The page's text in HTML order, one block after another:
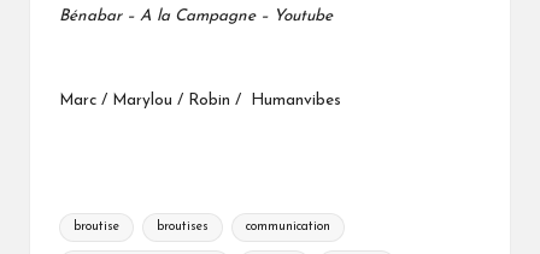
Bénabar – A la Campagne – Youtube
Marc / Marylou / Robin / Humanvibes
Tags:
broutise broutises communication